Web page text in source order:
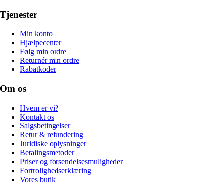
Tjenester
Min konto
Hjælpecenter
Følg min ordre
Returnér min ordre
Rabatkoder
Om os
Hvem er vi?
Kontakt os
Salgsbetingelser
Retur & refundering
Juridiske oplysninger
Betalingsmetoder
Priser og forsendelsesmuligheder
Fortrolighedserklæring
Vores butik